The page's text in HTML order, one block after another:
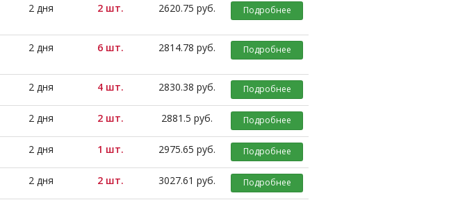
2 дня 2 шт. 2620.75 руб. Подробнее
2 дня 6 шт. 2814.78 руб. Подробнее
2 дня 4 шт. 2830.38 руб. Подробнее
2 дня 2 шт. 2881.5 руб. Подробнее
2 дня 1 шт. 2975.65 руб. Подробнее
2 дня 2 шт. 3027.61 руб. Подробнее